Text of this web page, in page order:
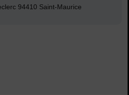
94410 Saint-Maurice